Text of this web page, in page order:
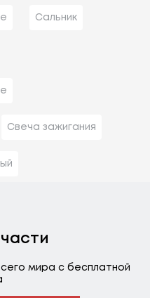
Сальник
Свеча зажигания
мира с бесплатной